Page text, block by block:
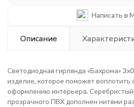
Написать в
Описание
Светодиодная гирлянда «Бахрома»
изделие, которое поможет
оформлению интерьера.
прозрачного ПВХ дополнен нитями